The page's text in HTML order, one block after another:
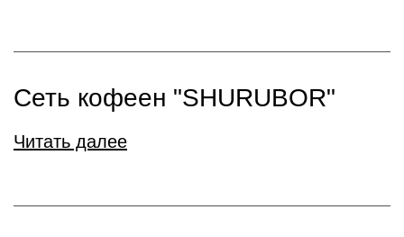
Сеть кофеен "SHURUBOR"
Читать далее